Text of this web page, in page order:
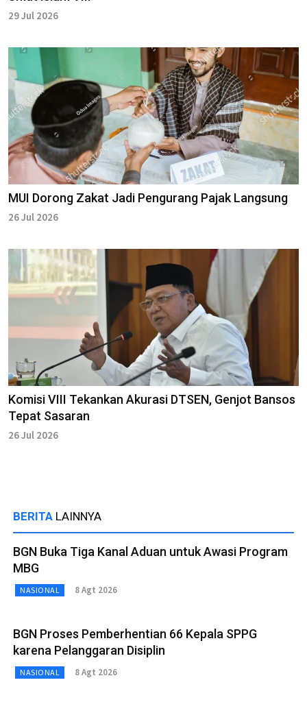
29 Jul 2026
MUI Dorong Zakat Jadi Pengurang Pajak Langsung
26 Jul 2026
Komisi VIII Tekankan Akurasi DTSEN, Genjot Bansos
Tepat Sasaran
26 Jul 2026
BERITA LAINNYA
BGN Buka Tiga Kanal Aduan untuk Awasi Program
MBG
NASIONAL 8 Agt 2026
BGN Proses Pemberhentian 66 Kepala SPPG
karena Pelanggaran Disiplin
NASIONAL 8 Agt 2026